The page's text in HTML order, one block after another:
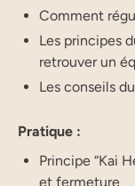
Comment
Les principes
retrouver un
Les conseils
Pratique :
Principe “Kai
et fermeture